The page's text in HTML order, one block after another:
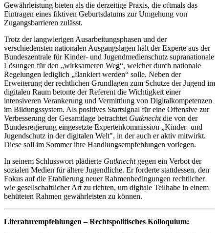
Gewährleistung bieten als die derzeitige Praxis, die oftmals das
Eintragen eines fiktiven Geburtsdatums zur Umgehung von
Zugangsbarrieren zulässt.
Trotz der langwierigen Ausarbeitungsphasen und der
verschiedensten nationalen Ausgangslagen hält der Experte aus der
Bundeszentrale für Kinder- und Jugendmedienschutz supranationale
Lösungen für den „wirksameren Weg“, welcher durch nationale
Regelungen lediglich „flankiert werden“ solle. Neben der
Erweiterung der rechtlichen Grundlagen zum Schutze der Jugend im
digitalen Raum betonte der Referent die Wichtigkeit einer
intensiveren Verankerung und Vermittlung von Digitalkompetenzen
im Bildungssystem. Als positives Startsignal für eine Offensive zur
Verbesserung der Gesamtlage betrachtet Gutknechtdie von der
Bundesregierung eingesetzte Expertenkommission „Kinder- und
Jugendschutz in der digitalen Welt", in der auch er aktiv mitwirkt.
Diese soll im Sommer ihre Handlungsempfehlungen vorlegen.
In seinem Schlusswort plädierte Gutknechtgegen ein Verbot der
sozialen Medien für ältere Jugendliche. Er forderte stattdessen, den
Fokus auf die Etablierung neuer Rahmenbedingungen rechtlicher
wie gesellschaftlicher Art zu richten, um digitale Teilhabe in einem
behüteten Rahmen gewährleisten zu können.
Literaturempfehlungen – Rechtspolitisches Kolloquium: